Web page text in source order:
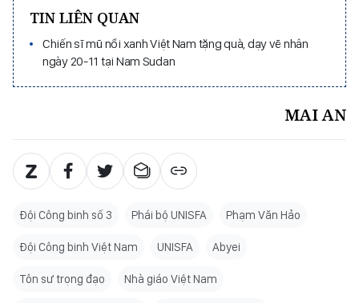
TIN LIÊN QUAN
Chiến sĩ mũ nồi xanh Việt Nam tặng quà, dạy vẽ nhân
ngày 20-11 tại Nam Sudan
MAI AN
Đội Công binh số 3 Phái bộ UNISFA Phạm Văn Hảo
Đội Công binh Việt Nam UNISFA Abyei
Tôn sư trọng đạo Nhà giáo Việt Nam